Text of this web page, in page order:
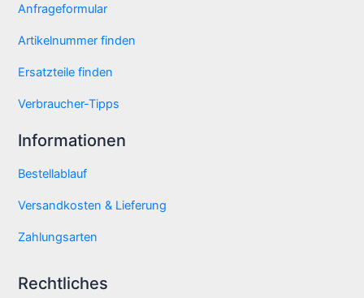
Anfrageformular
Artikelnummer finden
Ersatzteile finden
Verbraucher-Tipps
Informationen
Bestellablauf
Versandkosten & Lieferung
Zahlungsarten
Rechtliches